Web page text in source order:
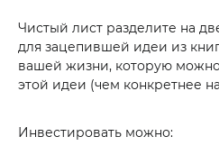
Чистый лист разделите на
для зацепившей идеи из
вашей жизни, которую
этой идеи (чем конкретнее
Инвестировать можно: